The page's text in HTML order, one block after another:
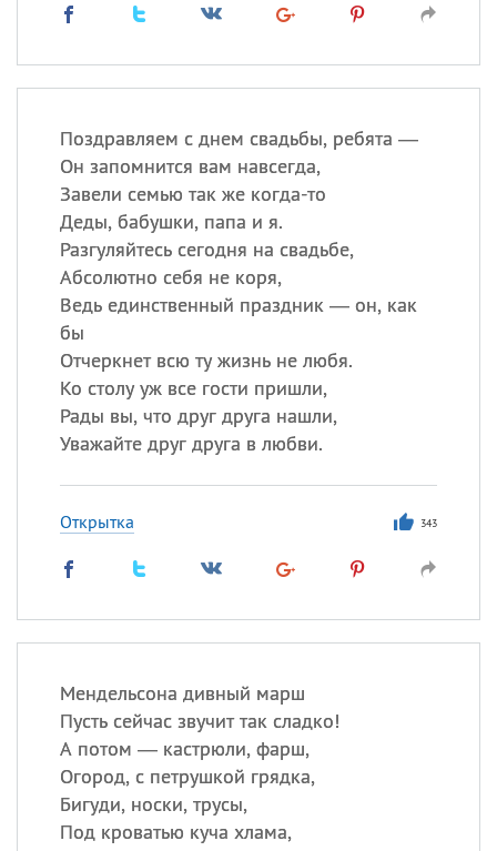
Поздравляем с днем свадьбы, ребята —
Он запомнится вам навсегда,
Завели семью так же когда-то
Деды, бабушки, папа и я.
Разгуляйтесь сегодня на свадьбе,
Абсолютно себя не коря,
Ведь единственный праздник — он, как
бы
Отчеркнет всю ту жизнь не любя.
Ко столу уж все гости пришли,
Рады вы, что друг друга нашли,
Уважайте друг друга в любви.
Открытка 343
Мендельсона дивный марш
Пусть сейчас звучит так сладко!
А потом — кастрюли, фарш,
Огород, с петрушкой грядка,
Бигуди, носки, трусы,
Под кроватью куча хлама,